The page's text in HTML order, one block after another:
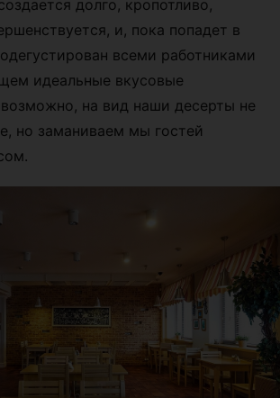
долго, кропотливо,
и, пока попадет в
всеми работниками
идеальные вкусовые
на вид наши десерты не
но заманиваем мы гостей